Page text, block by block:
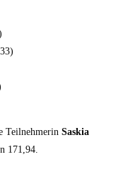
Teilnehmerin Saskia
171,94.